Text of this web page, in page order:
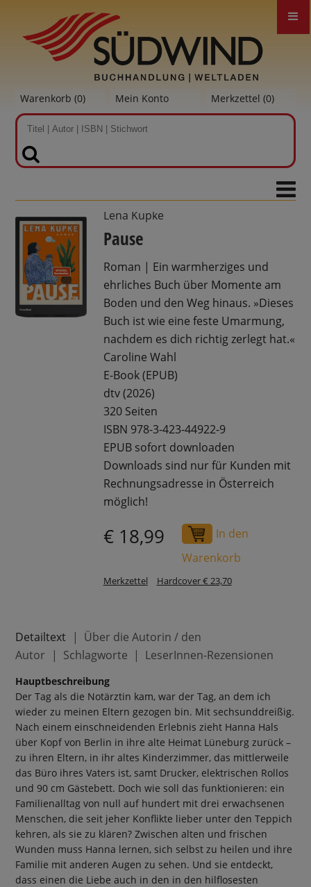
Warenkorb (0) Mein Konto Merkzettel (0)
Lena Kupke
Pause
Roman | Ein warmherziges und
ehrliches Buch über Momente am
Boden und den Weg hinaus. »Dieses
Buch ist wie eine feste Umarmung,
nachdem es dich richtig zerlegt hat.«
Caroline Wahl
E-Book (EPUB)
dtv (2026)
320 Seiten
ISBN 978-3-423-44922-9
EPUB sofort downloaden
Downloads sind nur für Kunden mit
Rechnungsadresse in Österreich
möglich!
€ 18,99
In den
Warenkorb
Merkzettel Hardcover € 23,70
Detailtext
Über die Autorin / den
Autor
Schlagworte LeserInnen-Rezensionen
Hauptbeschreibung
Der Tag als die Notärztin kam, war der Tag, an dem ich
wieder zu meinen Eltern gezogen bin. Mit sechsunddreißig.
Nach einem einschneidenden Erlebnis zieht Hanna Hals
über Kopf von Berlin in ihre alte Heimat Lüneburg zurück –
zu ihren Eltern, in ihr altes Kinderzimmer, das mittlerweile
das Büro ihres Vaters ist, samt Drucker, elektrischen Rollos
und 90 cm Gästebett. Doch wie soll das funktionieren: ein
Familienalltag von null auf hundert mit drei erwachsenen
Menschen, die seit jeher Konflikte lieber unter den Teppich
kehren, als sie zu klären? Zwischen alten und frischen
Wunden muss Hanna lernen, sich selbst zu heilen und ihre
Familie mit anderen Augen zu sehen. Und sie entdeckt,
dass einen die Liebe auch in den in den hilflosesten